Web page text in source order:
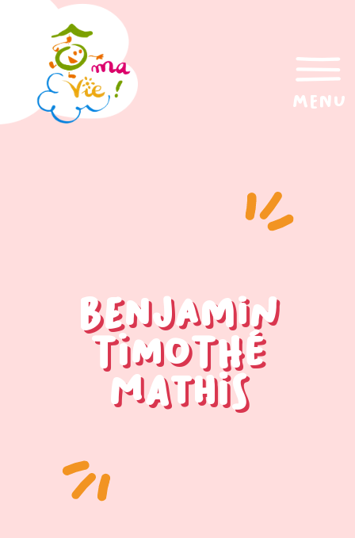
menu
Benjamin
Timothé
Mathis